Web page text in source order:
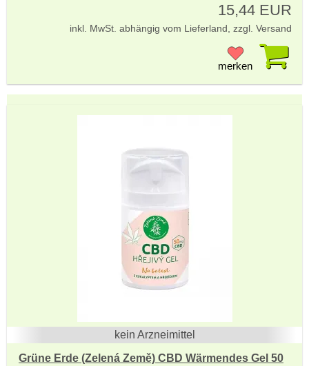
15,44 EUR
inkl. MwSt. abhängig vom Lieferland, zzgl. Versand
merken
kein Arzneimittel
Grüne Erde (Zelená Země) CBD Wärmendes Gel 50